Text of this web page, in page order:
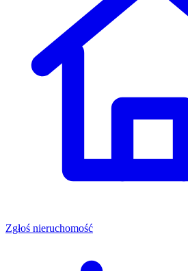
Zgłoś nieruchomość